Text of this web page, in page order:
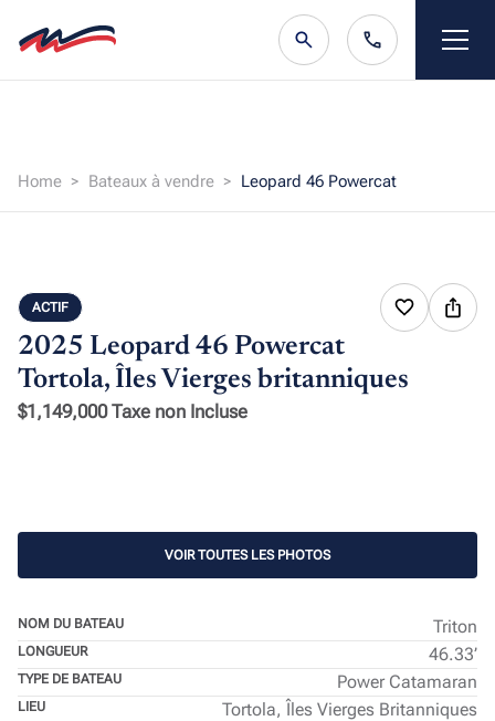
Home Bateaux à vendre Leopard 46 Powercat
ACTIF
2025 Leopard 46 Powercat
Tortola, Îles Vierges britanniques
$1,149,000 Taxe non Incluse
VOIR TOUTES LES PHOTOS
NOM DU BATEAU Triton
LONGUEUR 46.33’
TYPE DE BATEAU Power Catamaran
LIEU Tortola, Îles Vierges Britanniques